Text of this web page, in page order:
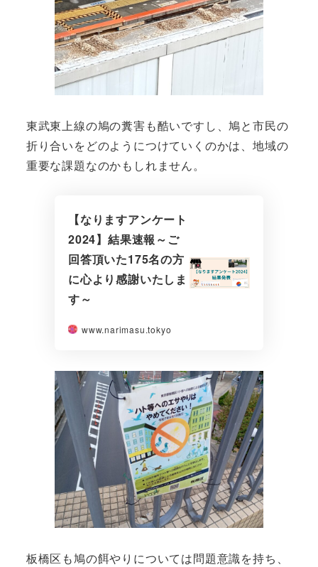
東武東上線の鳩の糞害も酷いですし、鳩と市民の
折り合いをどのようにつけていくのかは、地域の
重要な課題なのかもしれません。
【なりますアンケート
2024】結果速報～ご
回答頂いた175名の方
に心より感謝いたしま
す～
www.narimasu.tokyo
板橋区も鳩の餌やりについては問題意識を持ち、